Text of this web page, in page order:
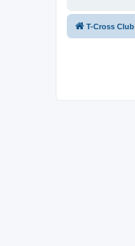
T-Cross Club